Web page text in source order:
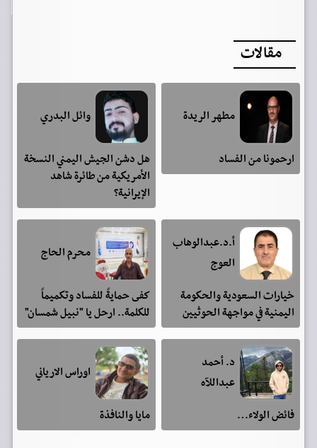
مقالات
مطهر الريدة
ارحمونا من الفساد
وائل البدري
هل دشن الجيش اليمني النسخة
الأمريكية من طائرة شاهد
الإيرانية؟
أ.د.عبدالوهاب
العوج
خيارات السعودية والحكومة
اليمنية في مواجهة الحوثيين
محرم الحاج
كفى حمايةً للفساد وتكميماً
للكلمة.. ارحل يا "نبيل شمسان"
د. أحمد
عبداللآه
فائض الولاء…
اوراس الارياني
مايا والنافذة